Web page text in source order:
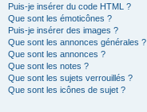
Puis-je insérer du code HTML ?
Que sont les émoticônes ?
Puis-je insérer des images ?
Que sont les annonces générales ?
Que sont les annonces ?
Que sont les notes ?
Que sont les sujets verrouillés ?
Que sont les icônes de sujet ?